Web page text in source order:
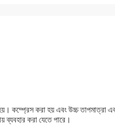
কম্প্রেস করা হয় এবং উচ্চ তাপমাত্রা
ব্যবহার করা যেতে পারে।